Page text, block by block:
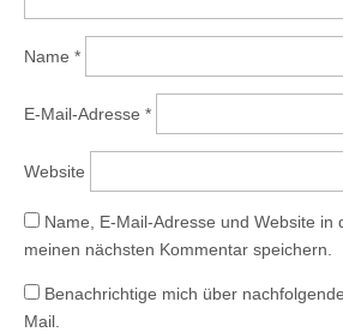
Name *
E-Mail-Adresse *
Website
Name, E-Mail-Adresse und Website in
meinen nächsten Kommentar speichern.
Benachrichtige mich über
Mail.